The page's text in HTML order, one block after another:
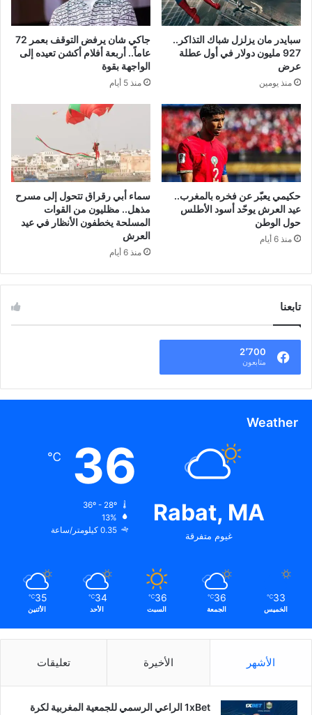
سبايدر مان يزلزل شباك التذاكر..
927 مليون دولار في أول عطلة
عرض
منذ يومين
جاكي شان يرفض التوقف بعمر 72
عاماً.. أربعة أفلام أكشن تعيده إلى
الواجهة بقوة
منذ 5 أيام
حكيمي يعبّر عن فخره بالمغرب..
عيد العرش يوحّد أسود الأطلس
حول الوطن
منذ 6 أيام
سماء أبي رقراق تتحول إلى مسرح
مذهل.. مظليون من القوات
المسلحة يخطفون الأنظار في عيد
العرش
منذ 6 أيام
تابعنا
2٬700
متابعون
Weather
Rabat, MA
غيوم متفرقة
36
℃
13%
0.35 كيلومتر/ساعة
33
℃
الخميس
36
℃
الجمعة
36
℃
السبت
34
℃
الأحد
35
℃
الأثنين
الأشهر الأخيرة تعليقات
1xBet الراعي الرسمي للجمعية المغربية لكرة